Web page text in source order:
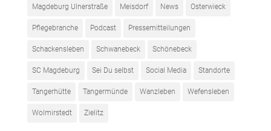
Magdeburg Ulnerstraße Meisdorf News Osterwieck
Pflegebranche Podcast Pressemitteilungen
Schackensleben Schwanebeck Schönebeck
SC Magdeburg Sei Du selbst Social Media Standorte
Tangerhütte Tangermünde Wanzleben Wefensleben
Wolmirstedt Zielitz